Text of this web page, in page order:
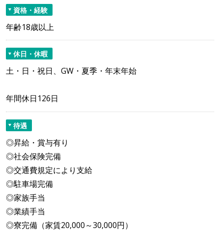
資格・経験
年齢18歳以上
休日・休暇
土・日・祝日、GW・夏季・年末年始
年間休日126日
待遇
◎昇給・賞与有り
◎社会保険完備
◎交通費規定により支給
◎駐車場完備
◎家族手当
◎業績手当
◎寮完備（家賃20,000～30,000円）